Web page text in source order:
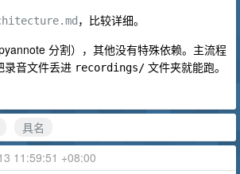
，比较详细。
分割），其他没有特殊依赖。主流程
录音文件丢进 recordings/ 文件夹就能跑。
具名
11:59:51 +08:00